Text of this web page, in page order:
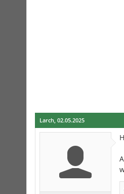
Larch, 02.05.2025